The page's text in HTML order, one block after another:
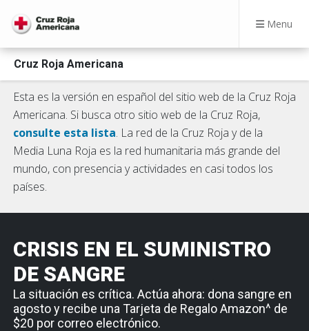
Menu
Cruz Roja Americana
Esta es la versión en español del sitio web de la Cruz Roja
Americana. Si busca otro sitio web de la Cruz Roja,
consulte esta lista. La red de la Cruz Roja y de la
Media Luna Roja es la red humanitaria más grande del
mundo, con presencia y actividades en casi todos los
países.
CRISIS EN EL SUMINISTRO
DE SANGRE
La situación es crítica. Actúa ahora: dona sangre en
agosto y recibe una Tarjeta de Regalo Amazon^ de
$20 por correo electrónico.